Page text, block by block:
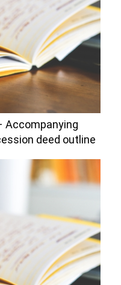
Accompanying
deed outline